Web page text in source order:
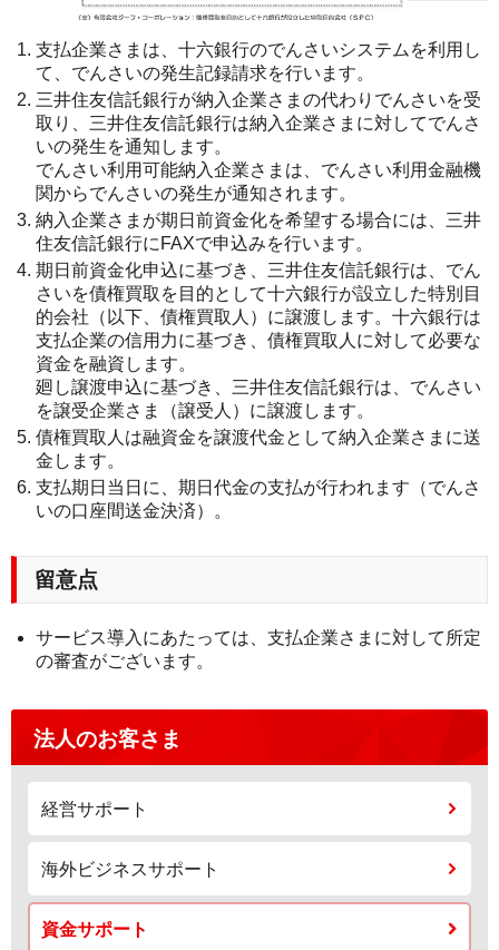
支払企業さまは、十六銀行のでんさいシステムを利用し
て、でんさいの発生記録請求を行います。
三井住友信託銀行が納入企業さまの代わりでんさいを受
取り、三井住友信託銀行は納入企業さまに対してでんさ
いの発生を通知します。
でんさい利用可能納入企業さまは、でんさい利用金融機
関からでんさいの発生が通知されます。
納入企業さまが期日前資金化を希望する場合には、三井
住友信託銀行にFAXで申込みを行います。
期日前資金化申込に基づき、三井住友信託銀行は、でん
さいを債権買取を目的として十六銀行が設立した特別目
的会社（以下、債権買取人）に譲渡します。十六銀行は
支払企業の信用力に基づき、債権買取人に対して必要な
資金を融資します。
廻し譲渡申込に基づき、三井住友信託銀行は、でんさい
を譲受企業さま（譲受人）に譲渡します。
債権買取人は融資金を譲渡代金として納入企業さまに送
金します。
支払期日当日に、期日代金の支払が行われます（でんさ
いの口座間送金決済）。
留意点
サービス導入にあたっては、支払企業さまに対して所定
の審査がございます。
法人のお客さま
経営サポート
海外ビジネスサポート
資金サポート